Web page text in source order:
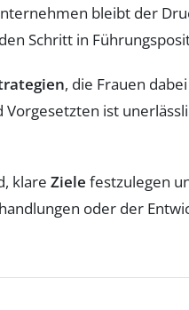
bleibt der
Schritt in
, die Frauen
Vorgesetzten ist
klare Ziele festzulegen
oder der